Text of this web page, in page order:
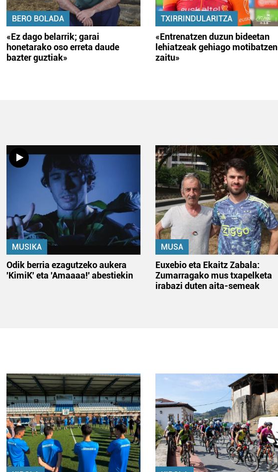
BERO BOLADA
«Ez dago belarrik; garai
honetarako oso erreta daude
bazter guztiak»
TXIRRINDULARITZA
«Entrenatzen duzun bideetan
lehiatzeak gehiago motibatzen
zaitu»
MUSIKA
Odik berria ezagutzeko aukera
'KimiK' eta 'Amaaaa!' abestiekin
MUSA
Euxebio eta Ekaitz Zabala:
Zumarragako mus txapelketa
irabazi duten aita-semeak